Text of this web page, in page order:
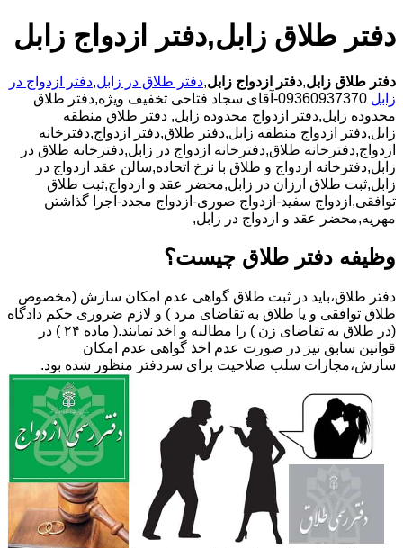
دفتر طلاق زابل,دفتر ازدواج زابل
دفتر طلاق زابل,دفتر ازدواج زابل,دفتر طلاق در زابل,دفتر ازدواج در
زابل
09360937370-آقای سجاد فتاحی تخفیف ویژه,دفتر طلاق
محدوده زابل,دفتر ازدواج محدوده زابل, دفتر طلاق منطقه
زابل,دفتر ازدواج منطقه زابل,دفتر طلاق,دفتر ازدواج,دفترخانه
ازدواج,دفترخانه طلاق,دفترخانه ازدواج در زابل,دفترخانه طلاق در
زابل,دفترخانه ازدواج و طلاق با نرخ اتحاده,سالن عقد ازدواج در
زابل,ثبت طلاق ارزان در زابل,محضر عقد و ازدواج,ثبت طلاق
توافقی,ازدواج سفید-ازدواج صوری-ازدواج مجدد-اجرا گذاشتن
مهریه,محضر عقد و ازدواج در زابل,
وظیفه دفتر طلاق چیست؟
دفتر طلاق،باید در ثبت طلاق گواهی عدم امکان سازش (مخصوص
طلاق توافقی و یا طلاق به تقاضای مرد ) و لازم ضروری حکم دادگاه
(در طلاق به تقاضای زن ) را مطالبه و اخذ نمایند.( ماده ۲۴ ) در
قوانین سابق نیز در صورت عدم اخذ گواهی عدم امکان
سازش،مجازات سلب صلاحیت برای سردفتر منظور شده بود.